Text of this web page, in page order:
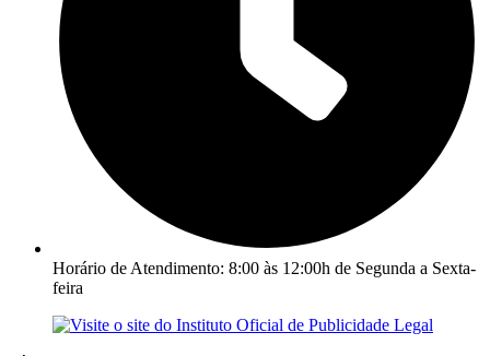
Horário de Atendimento: 8:00 às 12:00h de Segunda a Sexta-
feira